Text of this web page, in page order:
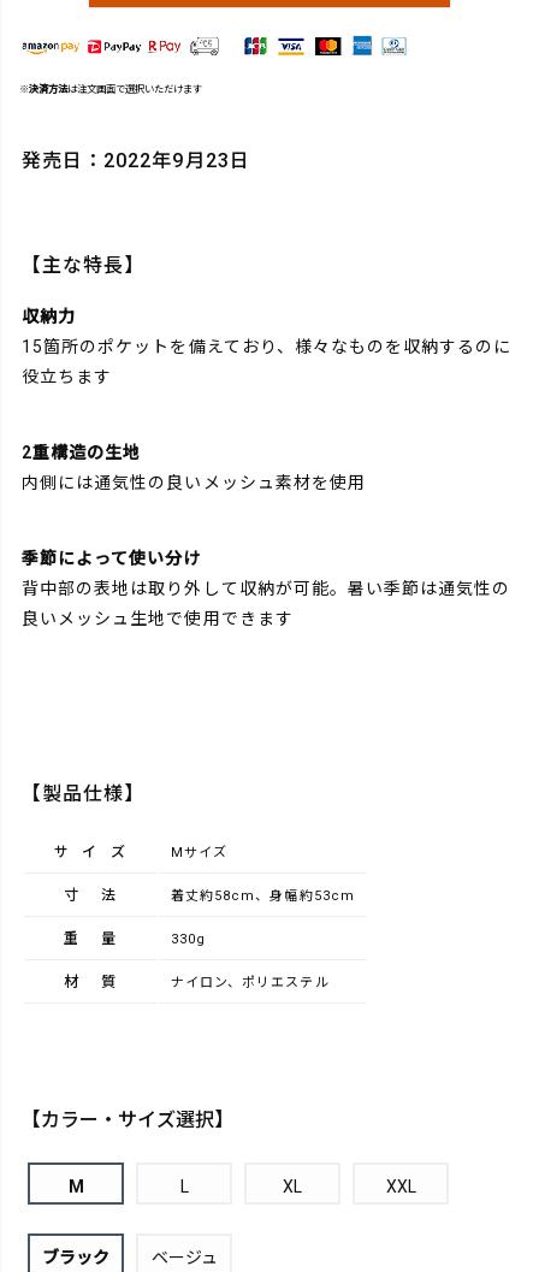
※決済方法は注文画面で選択いただけます
発売日：2022年9月23日
【主な特長】
収納力
15箇所のポケットを備えており、様々なものを収納するのに
役立ちます
2重構造の生地
内側には通気性の良いメッシュ素材を使用
季節によって使い分け
背中部の表地は取り外して収納が可能。暑い季節は通気性の
良いメッシュ生地で使用できます
【製品仕様】
サイズ Mサイズ
寸法 着丈約58cm、身幅約53cm
重量 330g
材質 ナイロン、ポリエステル
【カラー・サイズ選択】
M L XL XXL
ブラック ベージュ